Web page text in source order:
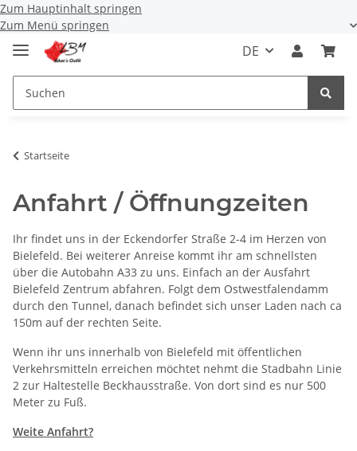
Zum Hauptinhalt springen
Zum Menü springen
DE
Startseite
Anfahrt / Öffnungzeiten
Ihr findet uns in der Eckendorfer Straße 2-4 im Herzen von
Bielefeld. Bei weiterer Anreise kommt ihr am schnellsten
über die Autobahn A33 zu uns. Einfach an der Ausfahrt
Bielefeld Zentrum abfahren. Folgt dem Ostwestfalendamm
durch den Tunnel, danach befindet sich unser Laden nach ca
150m auf der rechten Seite.
Wenn ihr uns innerhalb von Bielefeld mit öffentlichen
Verkehrsmitteln erreichen möchtet nehmt die Stadbahn Linie
2 zur Haltestelle Beckhausstraße. Von dort sind es nur 500
Meter zu Fuß.
Weite Anfahrt?